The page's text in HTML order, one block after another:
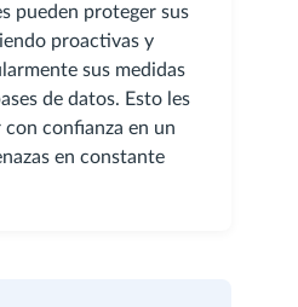
pueden proteger sus
proactivas y
sus medidas
de datos. Esto les
confianza en un
en constante